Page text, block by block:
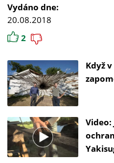
Vydáno dne:
20.08.2018
2
Když
Video: